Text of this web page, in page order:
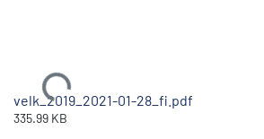
Ladataan...
velk_2019_2021-01-28_fi.pdf
335.99 KB